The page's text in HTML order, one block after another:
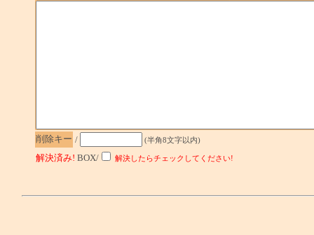
削除キー / (半角8文字以内)
解決済み! BOX/ 解決したらチェックしてください!